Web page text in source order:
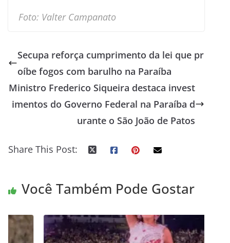
Foto: Valter Campanato
Secupa reforça cumprimento da lei que pr
oíbe fogos com barulho na Paraíba
Ministro Frederico Siqueira destaca invest
imentos do Governo Federal na Paraíba d
urante o São João de Patos
Share This Post:
Você Também Pode Gostar